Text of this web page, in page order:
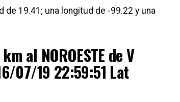
de 19.41; una longitud de -99.22 y una
al NOROESTE de V
07/19 22:59:51 Lat